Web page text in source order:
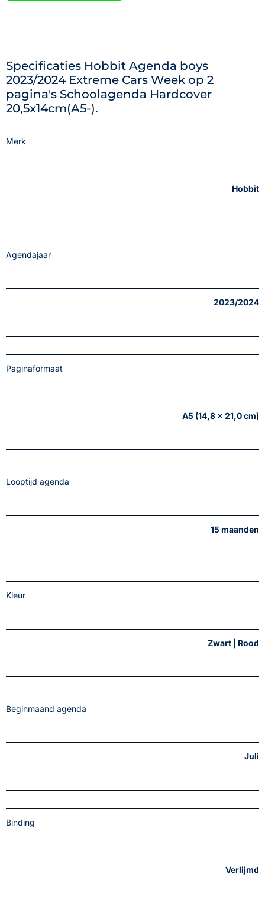
Specificaties Hobbit Agenda boys
2023/2024 Extreme Cars Week op 2
pagina's Schoolagenda Hardcover
20,5x14cm(A5-).
Merk
Hobbit
Agendajaar
2023/2024
Paginaformaat
A5 (14,8 x 21,0 cm)
Looptijd agenda
15 maanden
Kleur
Zwart | Rood
Beginmaand agenda
Juli
Binding
Verlijmd